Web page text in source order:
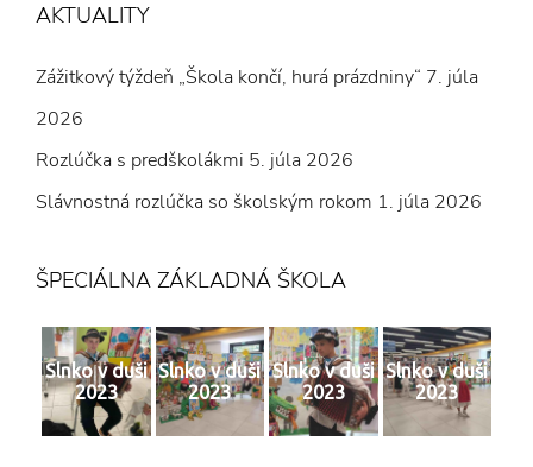
AKTUALITY
Zážitkový týždeň „Škola končí, hurá prázdniny“ 7. júla
2026
Rozlúčka s predškolákmi 5. júla 2026
Slávnostná rozlúčka so školským rokom 1. júla 2026
ŠPECIÁLNA ZÁKLADNÁ ŠKOLA
Slnko v duši
2023
Slnko v duši
2023
Slnko v duši
2023
Slnko v duši
2023